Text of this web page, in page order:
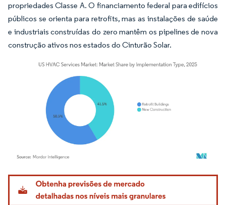
propriedades Classe A. O financiamento federal para edifícios
públicos se orienta para retrofits, mas as instalações de saúde
e industriais construídas do zero mantêm os pipelines de nova
construção ativos nos estados do Cinturão Solar.
Imagem © Mordor Intelligence. O reuso requer atribuição conforme CC BY 4.0.